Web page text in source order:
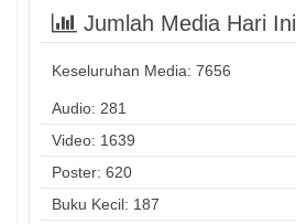
Jumlah Media Hari Ini
Keseluruhan Media: 7656
Audio: 281
Video: 1639
Poster: 620
Buku Kecil: 187